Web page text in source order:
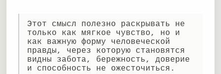
Этот смысл полезно раскрывать не
только как мягкое чувство, но и
как важную форму человеческой
правды, через которую становятся
видны забота, бережность, доверие
и способность не ожесточиться.